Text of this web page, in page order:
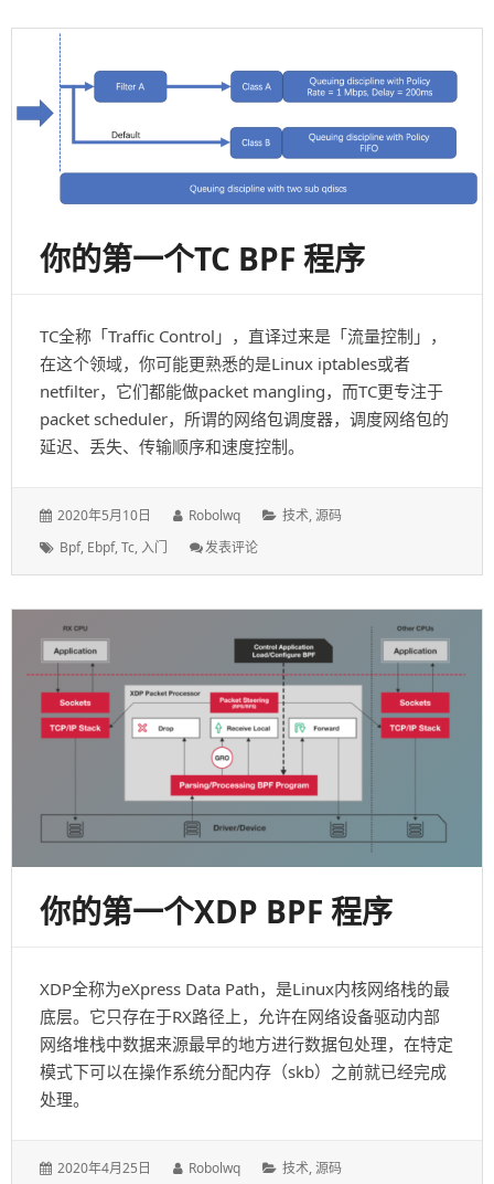
的
程
你的第一个TC BPF 程序
TC全称「Traffic Control」，直译过来是「流量控制」，
在这个领域，你可能更熟悉的是Linux iptables或者
netfilter，它们都能做packet mangling，而TC更专注于
packet scheduler，所谓的网络包调度器，调度网络包的
延迟、丢失、传输顺序和速度控制。
发
于：
2020年5月10日
作
Robolwq
分
技术,源码
标
Bpf, Ebpf,Tc, 入门 发表评论: 你
一
TC
BPF
程
序
你的第一个XDP BPF 程序
XDP全称为eXpress Data Path，是Linux内核网络栈的最
底层。它只存在于RX路径上，允许在网络设备驱动内部
网络堆栈中数据来源最早的地方进行数据包处理，在特定
模式下可以在操作系统分配内存（skb）之前就已经完成
处理。
发
2020年4月25日
作
Robolwq
分
技术,源码